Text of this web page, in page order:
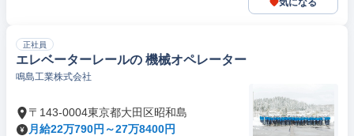
気になる
正社員
エレベーターレールの 機械オペレーター
鳴島工業株式会社
〒143-0004東京都大田区昭和島
月給22万790円～27万8400円